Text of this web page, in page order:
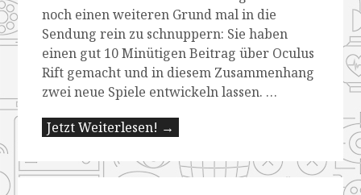
noch einen weiteren Grund mal in die
Sendung rein zu schnuppern: Sie haben
einen gut 10 Minütigen Beitrag über Oculus
Rift gemacht und in diesem Zusammenhang
zwei neue Spiele entwickeln lassen. …
Jetzt Weiterlesen! →